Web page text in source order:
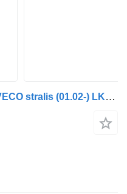
Compresseur pneumatique IVECO stralis (01.02-) LK4936 pour camion IVECO Stralis, Trakker (2002-)